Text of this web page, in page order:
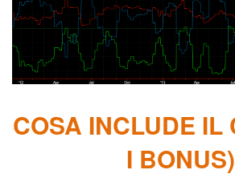
COSA INCLUDE IL
I BONUS)